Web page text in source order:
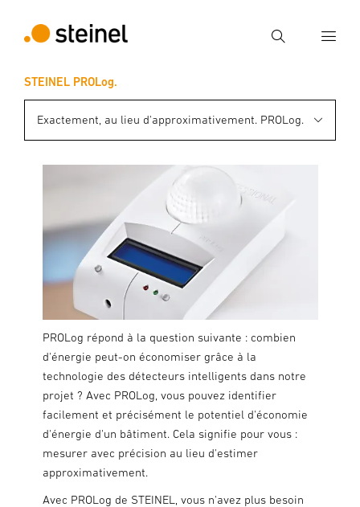
Recherche
Recherche
STEINEL PROLog.
Exactement, au lieu d'approximativement. PROLog.
PROLog répond à la question suivante : combien
d'énergie peut-on économiser grâce à la
technologie des détecteurs intelligents dans notre
projet ? Avec PROLog, vous pouvez identifier
facilement et précisément le potentiel d'économie
d'énergie d'un bâtiment. Cela signifie pour vous :
mesurer avec précision au lieu d'estimer
approximativement.
Avec PROLog de STEINEL, vous n'avez plus besoin